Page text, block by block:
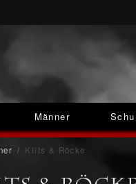
Männer
Kilts & Röcke